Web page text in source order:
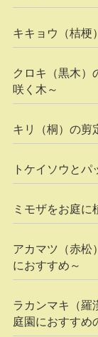
キキョウ（桔梗
クロキ（黒木
咲く木～
キリ（桐）の剪
トケイソウと
ミモザをお庭に
アカマツ（赤
におすすめ～
ラカンマキ（
庭園におすすめ